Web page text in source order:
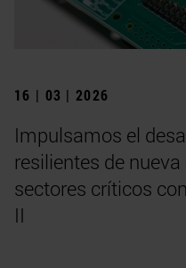
16 | 03 | 2026
Impulsamos el
resilientes de
sectores críticos
II